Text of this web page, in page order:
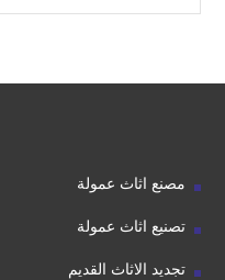
مصنع اثاث عمولة
تصنيع اثاث عمولة
تجديد الاثاث القديم